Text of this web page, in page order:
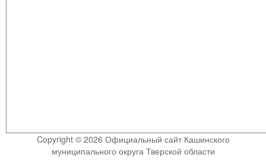
Copyright © 2026 Официальный сайт Кашинского
муниципального округа Тверской области